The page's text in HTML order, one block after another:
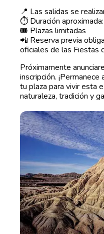
📍 Las salidas se
⏱️ Duración
🎟️ Plazas limitadas
📲 Reserva previa
oficiales de las Fiestas
Próximamente
inscripción.
tu plaza para vivir esta
naturaleza, tradición y